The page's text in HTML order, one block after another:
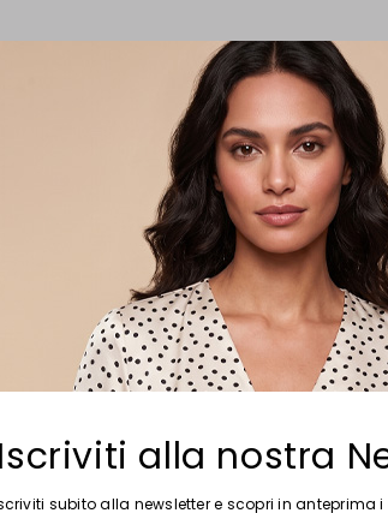
alla nostra
subito alla newsletter e scopri in anteprima i